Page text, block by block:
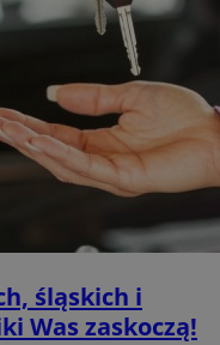
śląskich i
Was zaskoczą!